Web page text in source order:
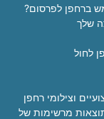
ברחפן לפרסום?
שלך
לחול
מרשימות של